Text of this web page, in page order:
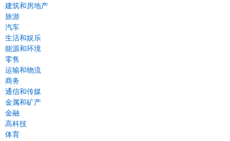
建筑和房地产
旅游
汽车
生活和娱乐
能源和环境
零售
运输和物流
商务
通信和传媒
金属和矿产
金融
高科技
体育